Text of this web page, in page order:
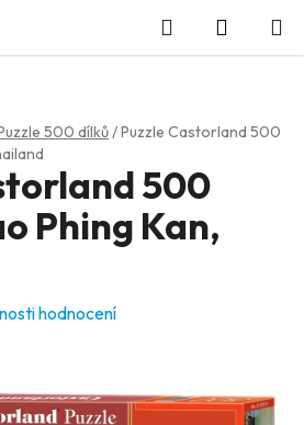
Hledat
KOŠÍK
500 dílků/Puzzle Castorland 500
500
Phing Kan,
hodnocení